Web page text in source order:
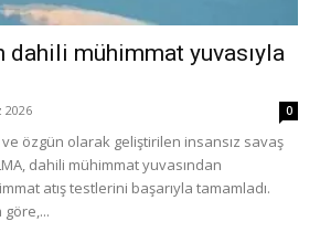
dahili mühimmat yuvasıyla
2026 0
özgün olarak geliştirilen insansız savaş
dahili mühimmat yuvasından
atış testlerini başarıyla tamamladı.
göre,...